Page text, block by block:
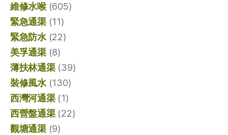
維修水喉(605)
緊急通渠(11)
緊急防水(22)
美孚通渠(8)
薄扶林通渠(39)
裝修風水(130)
西灣河通渠(1)
西營盤通渠(22)
觀塘通渠(9)